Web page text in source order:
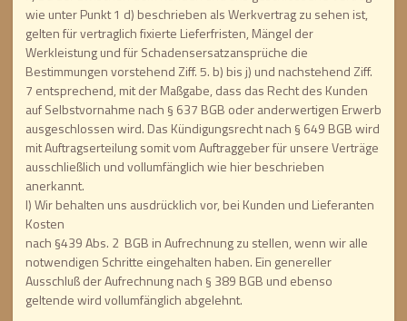
wie unter Punkt 1 d) beschrieben als Werkvertrag zu sehen ist,
gelten für vertraglich fixierte Lieferfristen, Mängel der
Werkleistung und für Schadensersatzansprüche die
Bestimmungen vorstehend Ziff. 5. b) bis j) und nachstehend Ziff.
7 entsprechend, mit der Maßgabe, dass das Recht des Kunden
auf Selbstvornahme nach § 637 BGB oder anderwertigen Erwerb
ausgeschlossen wird. Das Kündigungsrecht nach § 649 BGB wird
mit Auftragserteilung somit vom Auftraggeber für unsere Verträge
ausschließlich und vollumfänglich wie hier beschrieben
anerkannt.
l) Wir behalten uns ausdrücklich vor, bei Kunden und Lieferanten
Kosten
nach §439 Abs. 2 BGB in Aufrechnung zu stellen, wenn wir alle
notwendigen Schritte eingehalten haben. Ein genereller
Ausschluß der Aufrechnung nach § 389 BGB und ebenso
geltende wird vollumfänglich abgelehnt.